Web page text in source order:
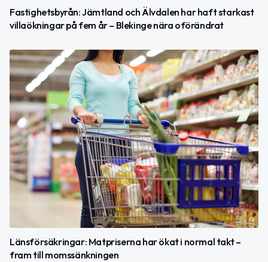
Fastighetsbyrån: Jämtland och Älvdalen har haft starkast
villaökningar på fem år – Blekinge nära oförändrat
Länsförsäkringar: Matpriserna har ökat i normal takt –
fram till momssänkningen